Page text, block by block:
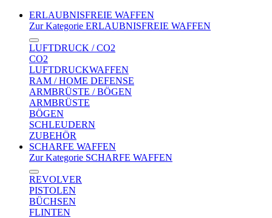
ERLAUBNISFREIE WAFFEN
Zur Kategorie ERLAUBNISFREIE WAFFEN
LUFTDRUCK / CO2
CO2
LUFTDRUCKWAFFEN
RAM / HOME DEFENSE
ARMBRÜSTE / BÖGEN
ARMBRÜSTE
BÖGEN
SCHLEUDERN
ZUBEHÖR
SCHARFE WAFFEN
Zur Kategorie SCHARFE WAFFEN
REVOLVER
PISTOLEN
BÜCHSEN
FLINTEN